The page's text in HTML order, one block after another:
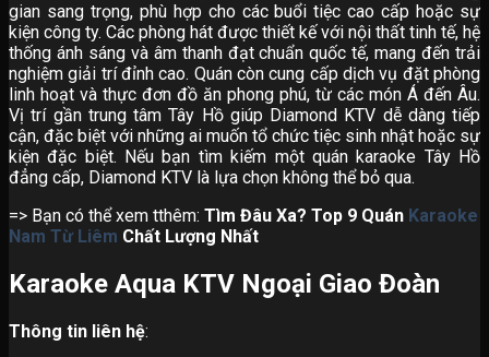
gian sang trọng, phù hợp cho các buổi tiệc cao cấp hoặc sự
kiện công ty. Các phòng hát được thiết kế với nội thất tinh tế, hệ
thống ánh sáng và âm thanh đạt chuẩn quốc tế, mang đến trải
nghiệm giải trí đỉnh cao. Quán còn cung cấp dịch vụ đặt phòng
linh hoạt và thực đơn đồ ăn phong phú, từ các món Á đến Âu.
Vị trí gần trung tâm Tây Hồ giúp Diamond KTV dễ dàng tiếp
cận, đặc biệt với những ai muốn tổ chức tiệc sinh nhật hoặc sự
kiện đặc biệt. Nếu bạn tìm kiếm một quán karaoke Tây Hồ
đẳng cấp, Diamond KTV là lựa chọn không thể bỏ qua.
=> Bạn có thể xem tthêm: Tìm Đâu Xa? Top 9 Quán Karaoke
Nam Từ Liêm Chất Lượng Nhất
Karaoke Aqua KTV Ngoại Giao Đoàn
Thông tin liên hệ: